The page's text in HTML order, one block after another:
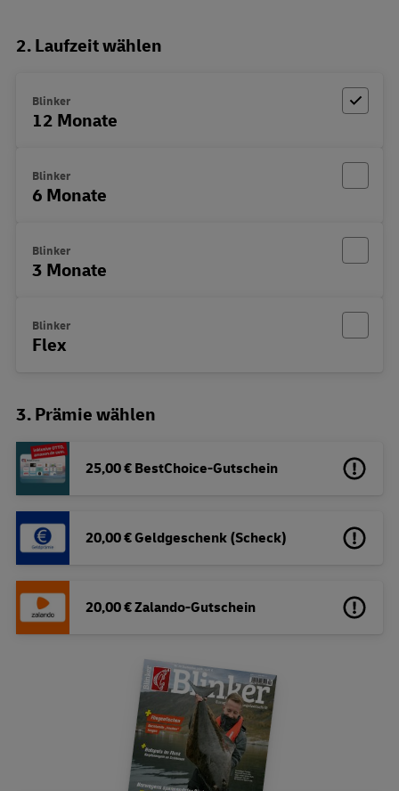
2. Laufzeit wählen
Blinker
12 Monate
Blinker
6 Monate
Blinker
3 Monate
Blinker
Flex
3. Prämie wählen
25,00 € BestChoice-Gutschein
20,00 € Geldgeschenk (Scheck)
20,00 € Zalando-Gutschein